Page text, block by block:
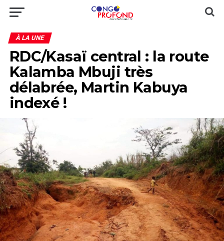
À LA UNE
RDC/Kasaï central : la route
Kalamba Mbuji très
délabrée, Martin Kabuya
indexé !